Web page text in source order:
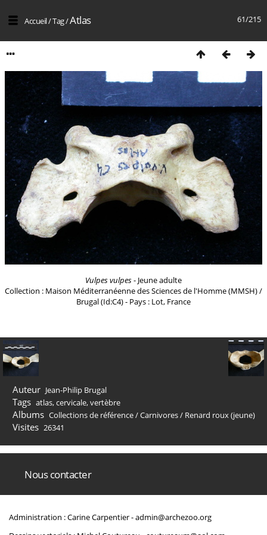
61/215
Accueil/Tag/Atlas
Vulpes vulpes- Jeune adulte
Collection : Maison Méditerranéenne des Sciences de l'Homme (MMSH) /
Brugal (Id:C4) - Pays : Lot, France
Auteur Jean-Philip Brugal
Tags atlas,cervicale,vertèbre
Albums Collections de référence/Carnivores/ Renard roux (jeune)
Visites 26341
Nous contacter
Administration : Carine Carpentier -admin@archezoo.org